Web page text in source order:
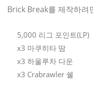
Brick Break를 제작하려
5,000 리그 포인트(LP)
x3 마쿠히타 땀
x3 하울루차 다운
x3 Crabrawler 쉘